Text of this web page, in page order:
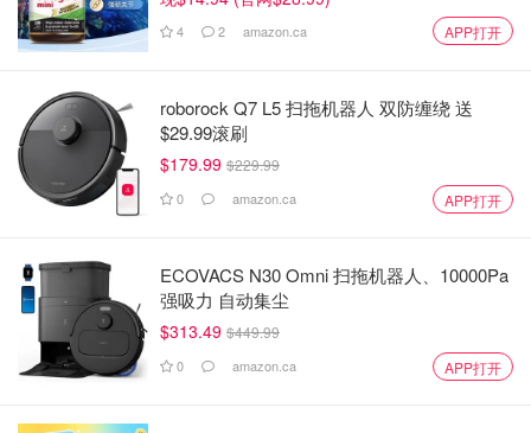
4 2 amazon.ca APP打开
roborock Q7 L5 扫拖机器人 双防缠绕 送
$29.99滚刷
$179.99 $229.99
0 amazon.ca APP打开
ECOVACS N30 Omni 扫拖机器人、10000Pa
强吸力 自动集尘
$313.49 $449.99
0 amazon.ca APP打开